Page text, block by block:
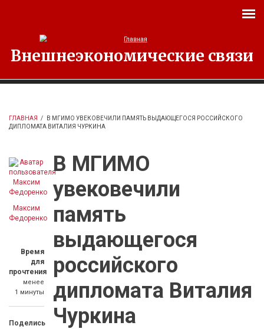
Внешнеэкономические связи
ГЛАВНАЯ /
В МГИМО УВЕКОВЕЧИЛИ ПАМЯТЬ ВЫДАЮЩЕГОСЯ РОССИЙСКОГО
ДИПЛОМАТА ВИТАЛИЯ ЧУРКИНА
Максим
Федоренко
Время
для
прочтения
менее
1 минуты
Поделись
В МГИМО
увековечили
память
выдающегося
российского
дипломата Виталия
Чуркина